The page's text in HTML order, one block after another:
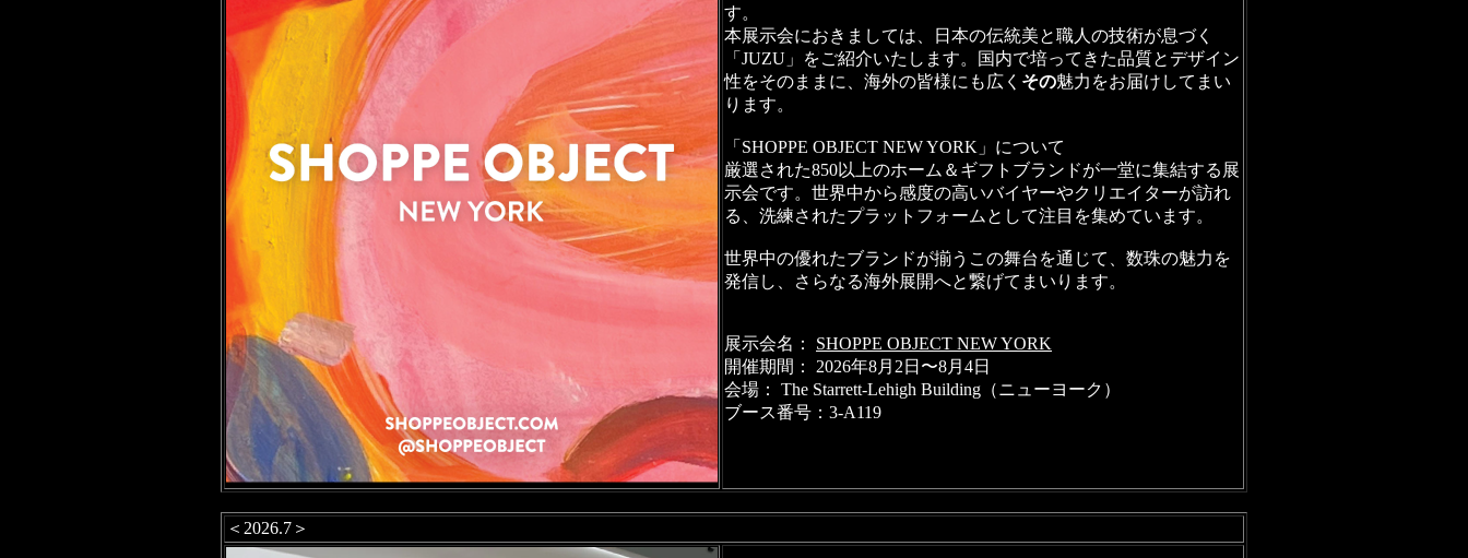
す。
本展示会におきましては、日本の伝統美と職人の技術が息づく
「JUZU」をご紹介いたします。国内で培ってきた品質とデザイン
性をそのままに、海外の皆様にも広く その魅力をお届けしてまい
ります。
「SHOPPE OBJECT NEW YORK」について
厳選された850以上のホーム＆ギフトブランドが一堂に集結する展
示会です。世界中から感度の高いバイヤーやクリエイターが訪れ
る、洗練されたプラットフォームとして注目を集めています。
世界中の優れたブランドが揃うこの舞台を通じて、数珠の魅力を
発信し、さらなる海外展開へと繋げてまいります。
展示会名： SHOPPE OBJECT NEW YORK
開催期間： 2026年8月2日〜8月4日
会場： The Starrett-Lehigh Building（ニューヨーク）
ブース番号：3-A119
＜2026.7＞